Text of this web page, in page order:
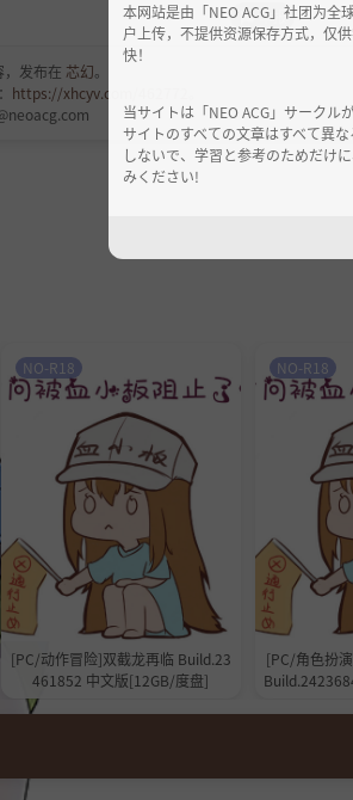
举报
，发布在 芯幻。
https://xhcyv.com/462772
[PC/动作冒险]双截龙再临 Build.23
461852 中文版[12GB/度盘]
NO-R18
[PC/角色扮
NO-R18
本网站是由「NEO ACG」社团为全
户上传，不提供资源保存方式，仅
快！
当サイトは「NEO ACG」サーク
サイトのすべての文章はすべて異
しないで、学習と参考のためだけ
みください!